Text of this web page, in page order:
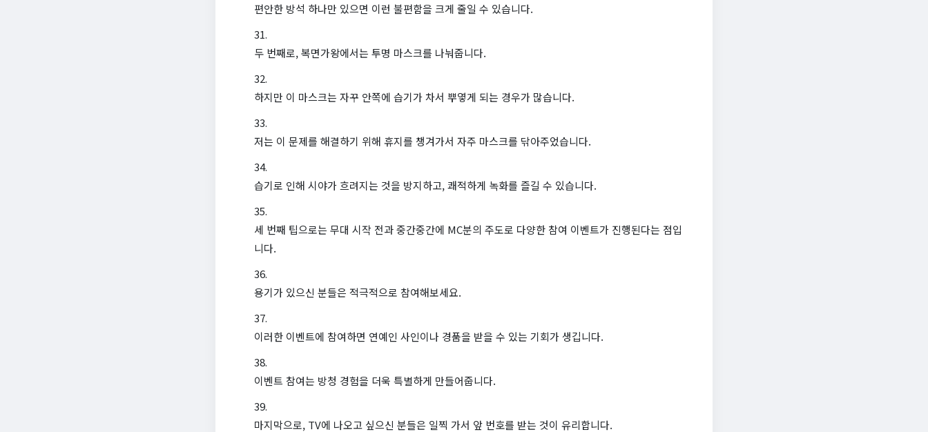
편안한 방석 하나만 있으면 이런 불편함을 크게 줄일 수 있습니다.
두 번째로, 복면가왕에서는 투명 마스크를 나눠줍니다.
하지만 이 마스크는 자꾸 안쪽에 습기가 차서 뿌옇게 되는 경우가 많습니다.
저는 이 문제를 해결하기 위해 휴지를 챙겨가서 자주 마스크를 닦아주었습니다.
습기로 인해 시야가 흐려지는 것을 방지하고, 쾌적하게 녹화를 즐길 수 있습니다.
세 번째 팁으로는 무대 시작 전과 중간중간에 MC분의 주도로 다양한 참여 이벤트가 진행된다는 점입
니다.
용기가 있으신 분들은 적극적으로 참여해보세요.
이러한 이벤트에 참여하면 연예인 사인이나 경품을 받을 수 있는 기회가 생깁니다.
이벤트 참여는 방청 경험을 더욱 특별하게 만들어줍니다.
마지막으로, TV에 나오고 싶으신 분들은 일찍 가서 앞 번호를 받는 것이 유리합니다.